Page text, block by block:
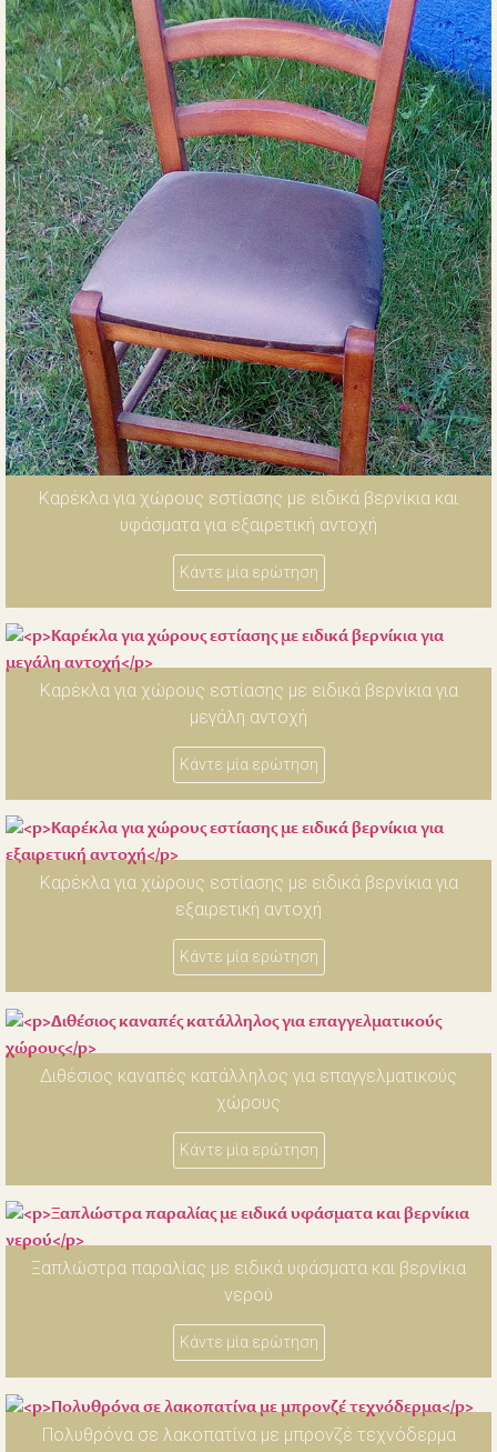
Καρέκλα για χώρους εστίασης με ειδικά βερνίκια και
υφάσματα για εξαιρετική αντοχή
Κάντε μία ερώτηση
Καρέκλα για χώρους εστίασης με ειδικά βερνίκια για
μεγάλη αντοχή
Κάντε μία ερώτηση
Καρέκλα για χώρους εστίασης με ειδικά βερνίκια για
εξαιρετική αντοχή
Κάντε μία ερώτηση
Διθέσιος καναπές κατάλληλος για επαγγελματικούς
χώρους
Κάντε μία ερώτηση
Ξαπλώστρα παραλίας με ειδικά υφάσματα και βερνίκια
νερού
Κάντε μία ερώτηση
Πολυθρόνα σε λακοπατίνα με μπρονζέ τεχνόδερμα